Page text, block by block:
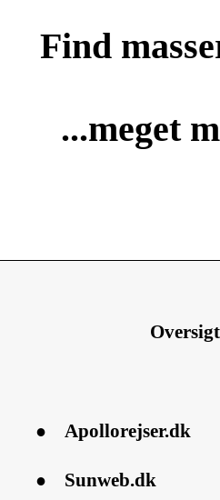
Find
...meget
● Apollorejser.dk
● Sunweb.dk